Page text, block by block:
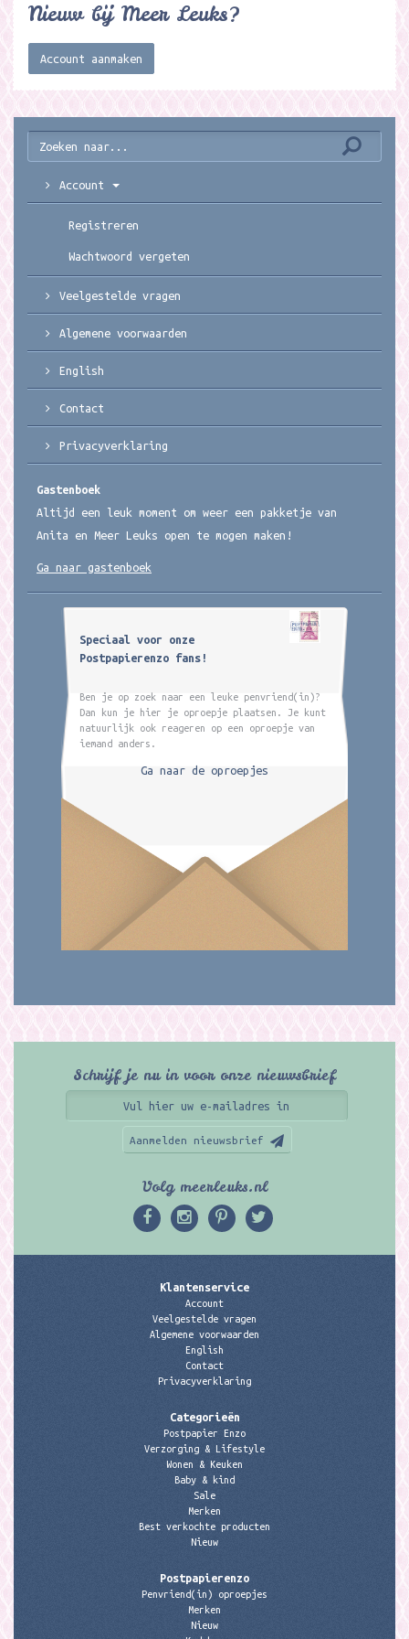
Nieuw bij Meer Leuks?
Account aanmaken
Account
Registreren
Wachtwoord vergeten
Veelgestelde vragen
Algemene voorwaarden
English
Contact
Privacyverklaring
Gastenboek
Altijd een leuk moment om weer een pakketje van
Anita en Meer Leuks open te mogen maken!
Ga naar gastenboek
Speciaal voor onze
Postpapierenzo fans!
Ben je op zoek naar een leuke penvriend(in)?
Dan kun je hier je oproepje plaatsen. Je kunt
natuurlijk ook reageren op een oproepje van
iemand anders.
Ga naar de oproepjes
Schrijf je nu in voor onze nieuwsbrief
Aanmelden nieuwsbrief
Volg meerleuks.nl
Klantenservice
Account
Veelgestelde vragen
Algemene voorwaarden
English
Contact
Privacyverklaring
Categorieën
Postpapier Enzo
Verzorging & Lifestyle
Wonen & Keuken
Baby & kind
Sale
Merken
Best verkochte producten
Nieuw
Postpapierenzo
Penvriend(in) oproepjes
Merken
Nieuw